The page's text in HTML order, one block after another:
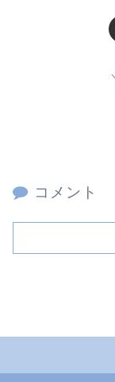
コメント